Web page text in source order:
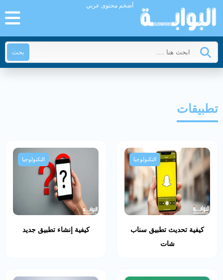
أضخم محتوى عربي
بحث
تطبيقات
التكنولوجيا
كيفية تحديث تطبيق سناب
شات
التكنولوجيا
كيفية إنشاء تطبيق جديد